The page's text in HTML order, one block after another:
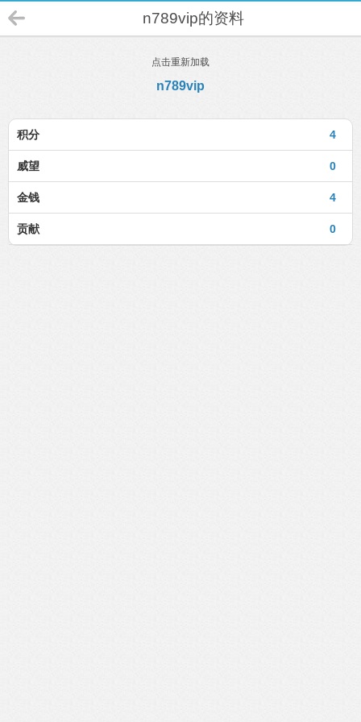
n789vip的资料
点击重新加载
n789vip
4
积分
0
威望
4
金钱
0
贡献